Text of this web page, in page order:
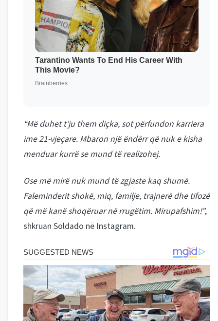
“Më duhet t’ju them diçka, sot përfundon karriera
ime 21-vjeçare. Mbaron një ëndërr që nuk e kisha
menduar kurrë se mund të realizohej.
Ose më mirë nuk mund të zgjaste kaq shumë.
Faleminderit shokë, miq, familje, trajnerë dhe tifozë
që më kanë shoqëruar në rrugëtim. Mirupafshim!”,
shkruan Soldado në Instagram.